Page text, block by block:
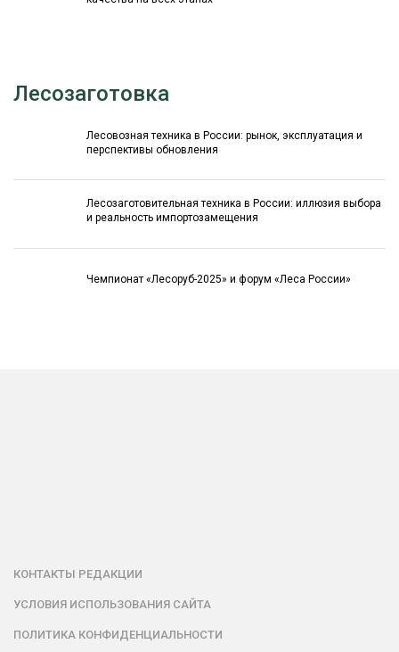
Лесозаготовка
Лесовозная техника в России: рынок, эксплуатация и
перспективы обновления
Лесозаготовительная техника в России: иллюзия выбора
и реальность импортозамещения
Чемпионат «Лесоруб-2025» и форум «Леса России»
КОНТАКТЫ РЕДАКЦИИ
УСЛОВИЯ ИСПОЛЬЗОВАНИЯ САЙТА
ПОЛИТИКА КОНФИДЕНЦИАЛЬНОСТИ